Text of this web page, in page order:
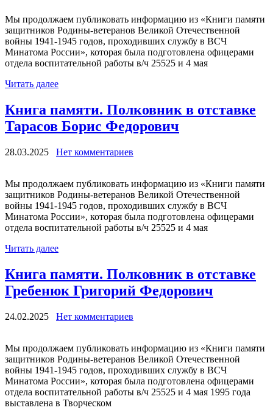
Мы продолжаем публиковать информацию из «Книги памяти
защитников Родины-ветеранов Великой Отечественной
войны 1941-1945 годов, проходивших службу в ВСЧ
Минатома России», которая была подготовлена офицерами
отдела воспитательной работы в/ч 25525 и 4 мая
Читать далее
Книга памяти. Полковник в отставке
Тарасов Борис Федорович
28.03.2025 Нет комментариев
Мы продолжаем публиковать информацию из «Книги памяти
защитников Родины-ветеранов Великой Отечественной
войны 1941-1945 годов, проходивших службу в ВСЧ
Минатома России», которая была подготовлена офицерами
отдела воспитательной работы в/ч 25525 и 4 мая
Читать далее
Книга памяти. Полковник в отставке
Гребенюк Григорий Федорович
24.02.2025 Нет комментариев
Мы продолжаем публиковать информацию из «Книги памяти
защитников Родины-ветеранов Великой Отечественной
войны 1941-1945 годов, проходивших службу в ВСЧ
Минатома России», которая была подготовлена офицерами
отдела воспитательной работы в/ч 25525 и 4 мая 1995 года
выставлена в Творческом